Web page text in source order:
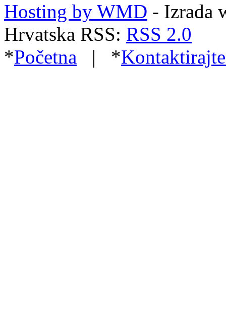
Hosting by WMD - Izrada
Hrvatska RSS: RSS 2.0
*Početna | *